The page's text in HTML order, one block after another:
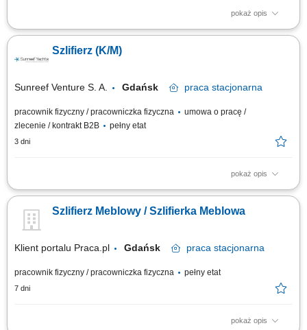
pokaż opis
Zakres obowiązków: Szlifowanie i szpachlowanie elementów
produkcji; Polerowanie elementów w celu uzyskania wysokiej jakości
wykończenia; Kontrola jakości wykonywanych prac oraz bieżące
Szlifierz (K/M)
Sunreef Venture S. A. Gdańsk praca stacjonarna
pracownik fizyczny / pracowniczka fizyczna
umowa o pracę /
zlecenie / kontrakt B2B
pełny etat
3 dni
pokaż opis
Dołącz do naszego Zespołu i weź udział w budowie luksusowych jachtów.
cenią precyzję i wysoką jakość wykonywanej pracy. Zakres obowiązków
Szlifowanie elementów kompozytowych oraz przygotowywanie
Szlifierz Meblowy / Szlifierka Meblowa
Klient portalu Praca.pl Gdańsk praca stacjonarna
pracownik fizyczny / pracowniczka fizyczna pełny etat
7 dni
pokaż opis